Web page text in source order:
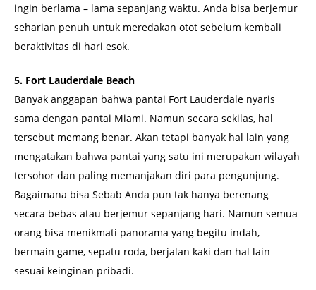
ingin berlama – lama sepanjang waktu. Anda bisa berjemur
seharian penuh untuk meredakan otot sebelum kembali
beraktivitas di hari esok.
5. Fort Lauderdale Beach
Banyak anggapan bahwa pantai Fort Lauderdale nyaris
sama dengan pantai Miami. Namun secara sekilas, hal
tersebut memang benar. Akan tetapi banyak hal lain yang
mengatakan bahwa pantai yang satu ini merupakan wilayah
tersohor dan paling memanjakan diri para pengunjung.
Bagaimana bisa Sebab Anda pun tak hanya berenang
secara bebas atau berjemur sepanjang hari. Namun semua
orang bisa menikmati panorama yang begitu indah,
bermain game, sepatu roda, berjalan kaki dan hal lain
sesuai keinginan pribadi.